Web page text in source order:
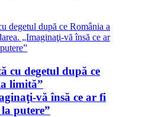
cu degetul după ce
limită”
vă însă ce ar fi
putere”